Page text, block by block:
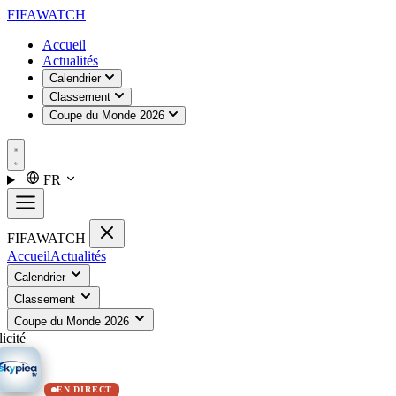
FIFAWATCH
Accueil
Actualités
Calendrier
Classement
Coupe du Monde 2026
FR
FIFAWATCH
AccueilActualités
Calendrier
Classement
Coupe du Monde 2026
EN DIRECT